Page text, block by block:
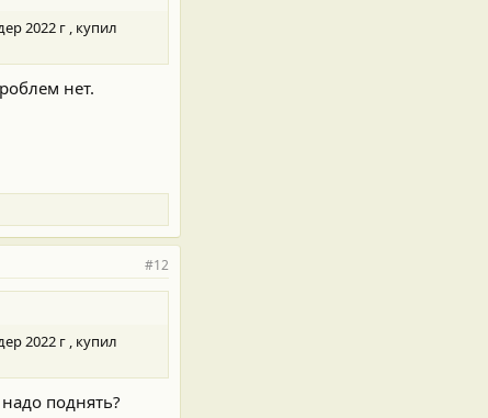
2022 г , купил
нет.
#12
2022 г , купил
поднять?